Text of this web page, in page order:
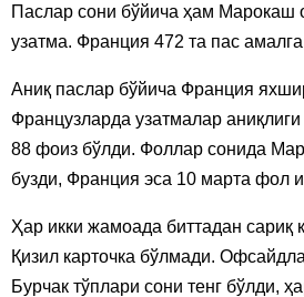
Паслар сони бўйича ҳам Марокаш
узатма. Франция 472 та пас
Аниқ паслар бўйича Франция
Французларда узатмалар
88 фоиз бўлди. Фоллар сонида
бузди, Франция эса 10 марта фол
Ҳар икки жамоада биттадан сариқ
Қизил карточка бўлмади.
Бурчак тўплари сони тенг бўлди,